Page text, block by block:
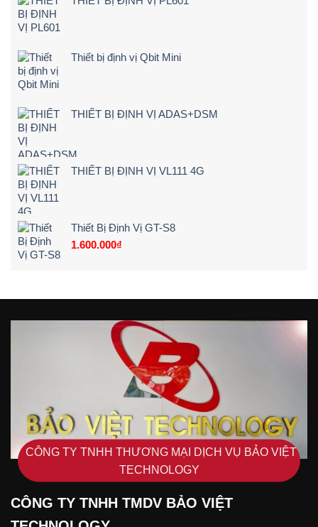
Bước)
Điện
Rẻ
–
cảnh
xe
Thiết bị định vị Qbit Mini
THIẾT BỊ ĐỊNH VỊ ADAS+DSM
THIẾT BỊ ĐỊNH VỊ VL111 4G
Thiết Bị Định Vị GT-S8
1.600.000₫
CÔNG TY TNHH THƯƠNG MẠI DỊCH VỤ BẢO VIỆT
TECHNOLOGY
CÔNG TY TNHH TMDV BẢO VIỆT